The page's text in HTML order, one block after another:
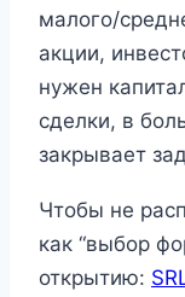
малого/
акции,
нужен
сделки, в
закрывает
Чтобы не
как “выбор
открытию: